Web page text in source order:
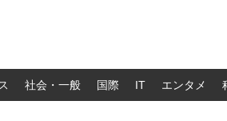
社会・一般 国際 IT エンタメ